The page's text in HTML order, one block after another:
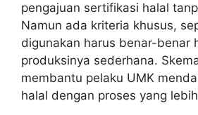
pengajuan sertifikasi halal
Namun ada kriteria khusus,
digunakan harus benar-benar
produksinya sederhana.
membantu pelaku UMK
halal dengan proses yang